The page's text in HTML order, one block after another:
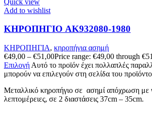
Add to wishlist
ΚΗΡΟΠΗΓΙΟ AK932080-1980
ΚΗΡΟΠΗΓΙΑ, κηροπήγια ασημή
€49,00 – €51,00Price range: €49,00 through
Επιλογή Αυτό το προϊόν έχει πολλαπλές
μπορούν να επιλεγούν στη σελίδα του
Μεταλλικό κηροπήγιο σε ασημί απόχρωση με
λεπτομέρειες, σε 2 διαστάσεις 37cm – 35cm.